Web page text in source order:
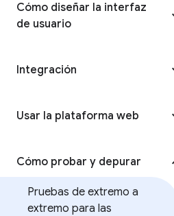
Cómo diseñar la interfaz
de usuario
Integración
Usar la plataforma web
Cómo probar y depurar
Pruebas de extremo a
extremo para las